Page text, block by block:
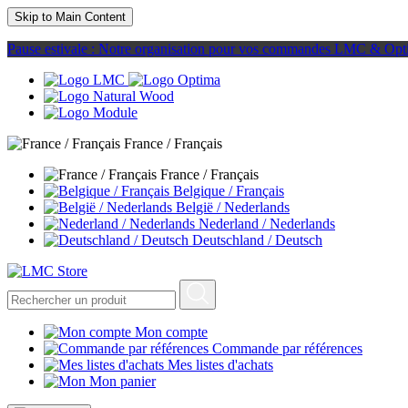
Skip to Main Content
Pause estivale : Notre organisation pour vos commandes LMC &
France / Français
France / Français
Belgique / Français
België / Nederlands
Nederland / Nederlands
Deutschland / Deutsch
Mon compte
Commande par références
Mes listes d'achats
Mon panier